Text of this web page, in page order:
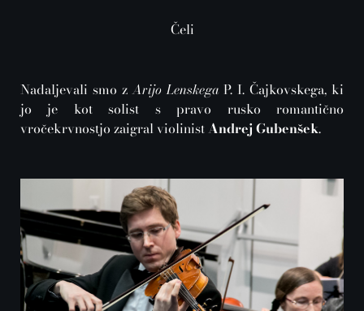
Čeli
Nadaljevali smo zArijo LenskegaP. I. Čajkovskega, ki
jo je kot solist s pravo rusko romantično
vročekrvnostjo zaigral violinistAndrej Gubenšek.